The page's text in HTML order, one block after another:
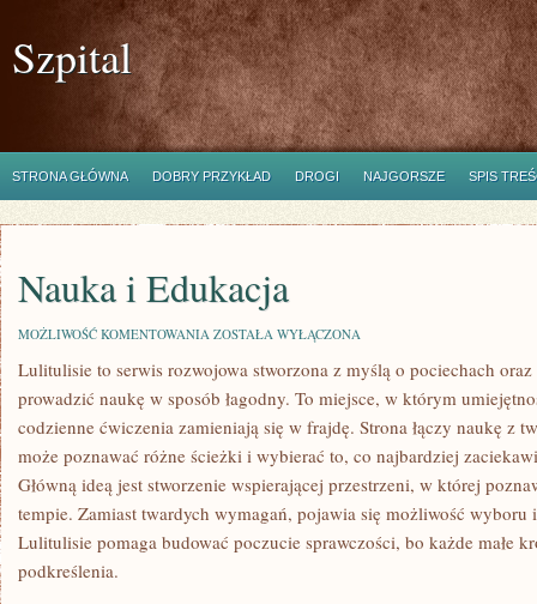
Szpital
STRONA GŁÓWNA DOBRY PRZYKŁAD DROGI NAJGORSZE SPIS
Nauka i Edukacja
MOŻLIWOŚĆ KOMENTOWANIA NAUKA
EDUKACJA
ZOSTAŁA WYŁĄCZONA
Lulitulisie to serwis rozwojowa stworzona z myślą o pociechach
prowadzić naukę w sposób łagodny. To miejsce, w którym
codzienne ćwiczenia zamieniają się w frajdę. Strona łączy naukę z
może poznawać różne ścieżki i wybierać to, co najbardziej
Główną ideą jest stworzenie wspierającej przestrzeni, w której
tempie. Zamiast twardych wymagań, pojawia się możliwość wyboru
Lulitulisie pomaga budować poczucie sprawczości, bo każde małe
podkreślenia.